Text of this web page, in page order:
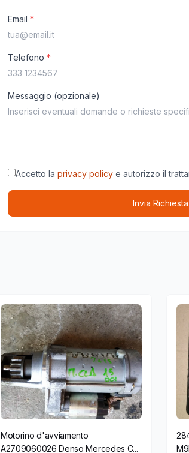
Email *
Telefono *
Messaggio (opzionale)
Accetto la privacy policy e autorizzo il
Invia Richiesta
Motorino d'avviamento
A2709060026 Denso Mercedes C...